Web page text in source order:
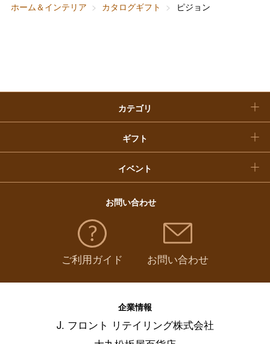
ホーム＆インテリア
カタログギフト ピジョン
カテゴリ
ギフト
快気祝い
イベント
福袋
お問い合わせ
ご利用ガイド お問い合わせ
企業情報
J. フロント リテイリング株式会社